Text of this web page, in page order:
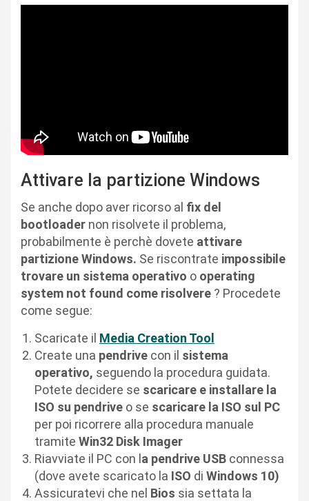
Attivare la partizione Windows
Se anche dopo aver ricorso al fix del
bootloader non risolvete il problema,
probabilmente è perchè dovete attivare
partizione Windows. Se riscontrate impossibile
trovare un sistema operativo o operating
system not found come risolvere ? Procedete
come segue:
Scaricate il Media Creation Tool
Create una pendrive con il sistema
operativo, seguendo la procedura guidata.
Potete decidere se scaricare e installare la
ISO su pendrive o se scaricare la ISO sul PC
per poi ricorrere alla procedura manuale
tramite Win32 Disk Imager
Riavviate il PC con la pendrive USB connessa
(dove avete scaricato la ISO di Windows 10)
Assicuratevi che nel Bios sia settata la